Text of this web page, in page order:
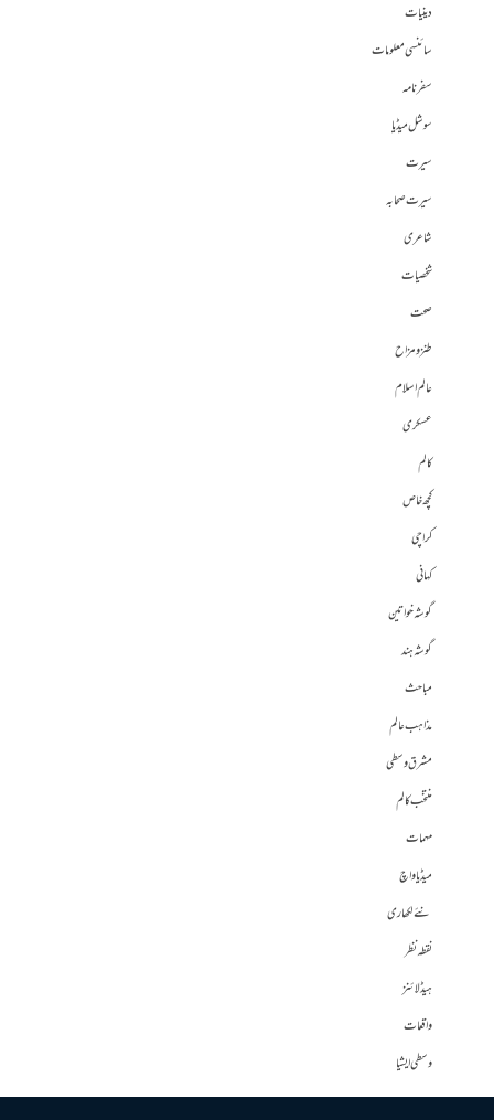
دینیات
سائنسی معلومات
سفرنامہ
سوشل میڈیا
سیرت
سیرت صحابہ
شاعری
شخصیات
صحت
طنز و مزاح
عالم اسلام
عسکری
کالم
کچھ خاص
کراچی
کہانی
گوشہ خواتین
گوشہ ہند
مباحث
مذاہب عالم
مشرق وسطی
منتخب کالم
مہمات
میڈیا واچ
نئے لکھاری
نقطہ نظر
ہیڈلائنز
واقعات
وسطی ایشیا